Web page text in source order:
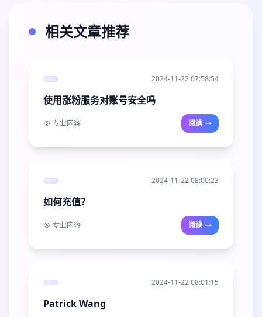
相关文章推荐
2024-11-22 07:58:54
使用涨粉服务对账号安全吗
专业内容 阅读
2024-11-22 08:00:23
如何充值？
专业内容 阅读
2024-11-22 08:01:15
Patrick Wang